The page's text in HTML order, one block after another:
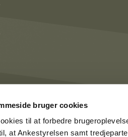
bruger cookies
til at forbedre
at Ankestyrelsen samt